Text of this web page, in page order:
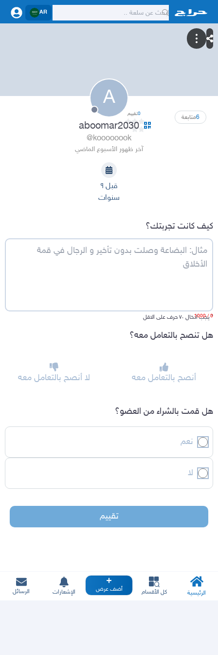
AR
A
6متابعة 0تقييم
aboomar2030
@koooooook
آخر ظهور الأسبوع الماضي
قبل ٩
سنوات
كيف كانت تجربتك؟
*يجب ادخال ٧٠ حرف على الاقل0
/ 1000
هل تنصح بالتعامل معه؟
أنصح بالتعامل معه لا أنصح بالتعامل معه
هل قمت بالشراء من العضو؟
نعم
لا
تقييم
الرئيسية كل الأقسام أضف عرض الإشعارات الرسائل